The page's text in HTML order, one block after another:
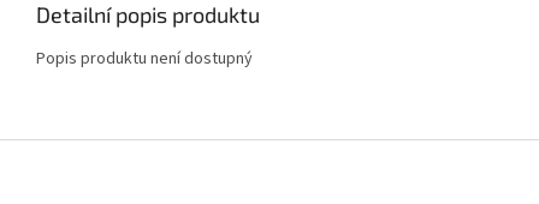
Detailní popis produktu
Popis produktu není dostupný